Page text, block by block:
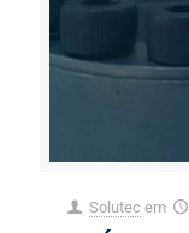
Solutec em